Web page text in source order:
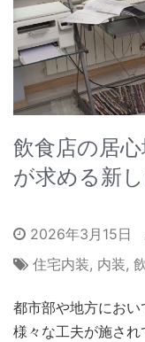
飲食店の居
が求める新
2026年3月15日
住宅内装, 内装,
都市部や地方にお
様々な工夫が施され